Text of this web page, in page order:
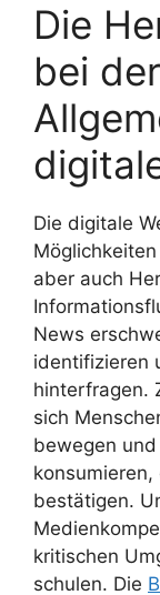
Die
bei
Die digitale
aber auch
News
identifizieren
hinterfragen.
sich
bewegen
bestätigen.
kritischen
schulen. Die